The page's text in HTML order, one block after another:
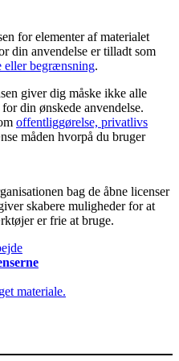
for elementer af materialet
din anvendelse er tilladt som
eller begrænsning.
giver dig måske ikke alle
din ønskede anvendelse.
offentliggørelse, privatlivs
måden hvorpå du bruger
bag de åbne licenser
skabere muligheder for at
er frie at bruge.
materiale.